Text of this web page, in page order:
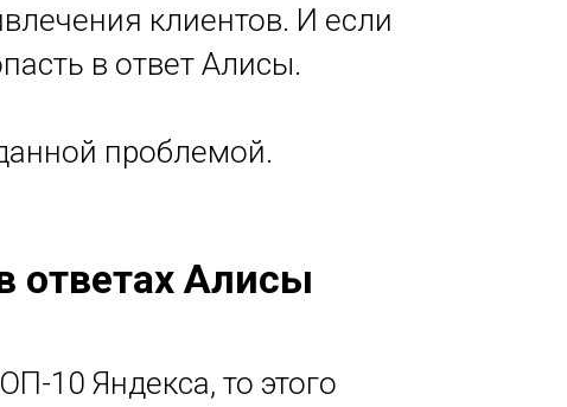
клиентов. И если
в ответ Алисы.
проблемой.
ответах Алисы
10 Яндекса, то этого